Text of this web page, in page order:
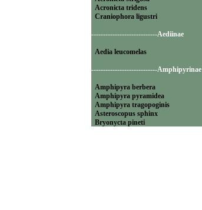
Acronicta tridens
Craniophora ligustri
----------------------------Aediinae
Aedia leucomelas
----------------------------Amphipyrinae
Amphipyra berbera
Amphipyra pyramidea
Amphipyra tragopoginis
Asteroscopus sphinx
Bryonycta pineti